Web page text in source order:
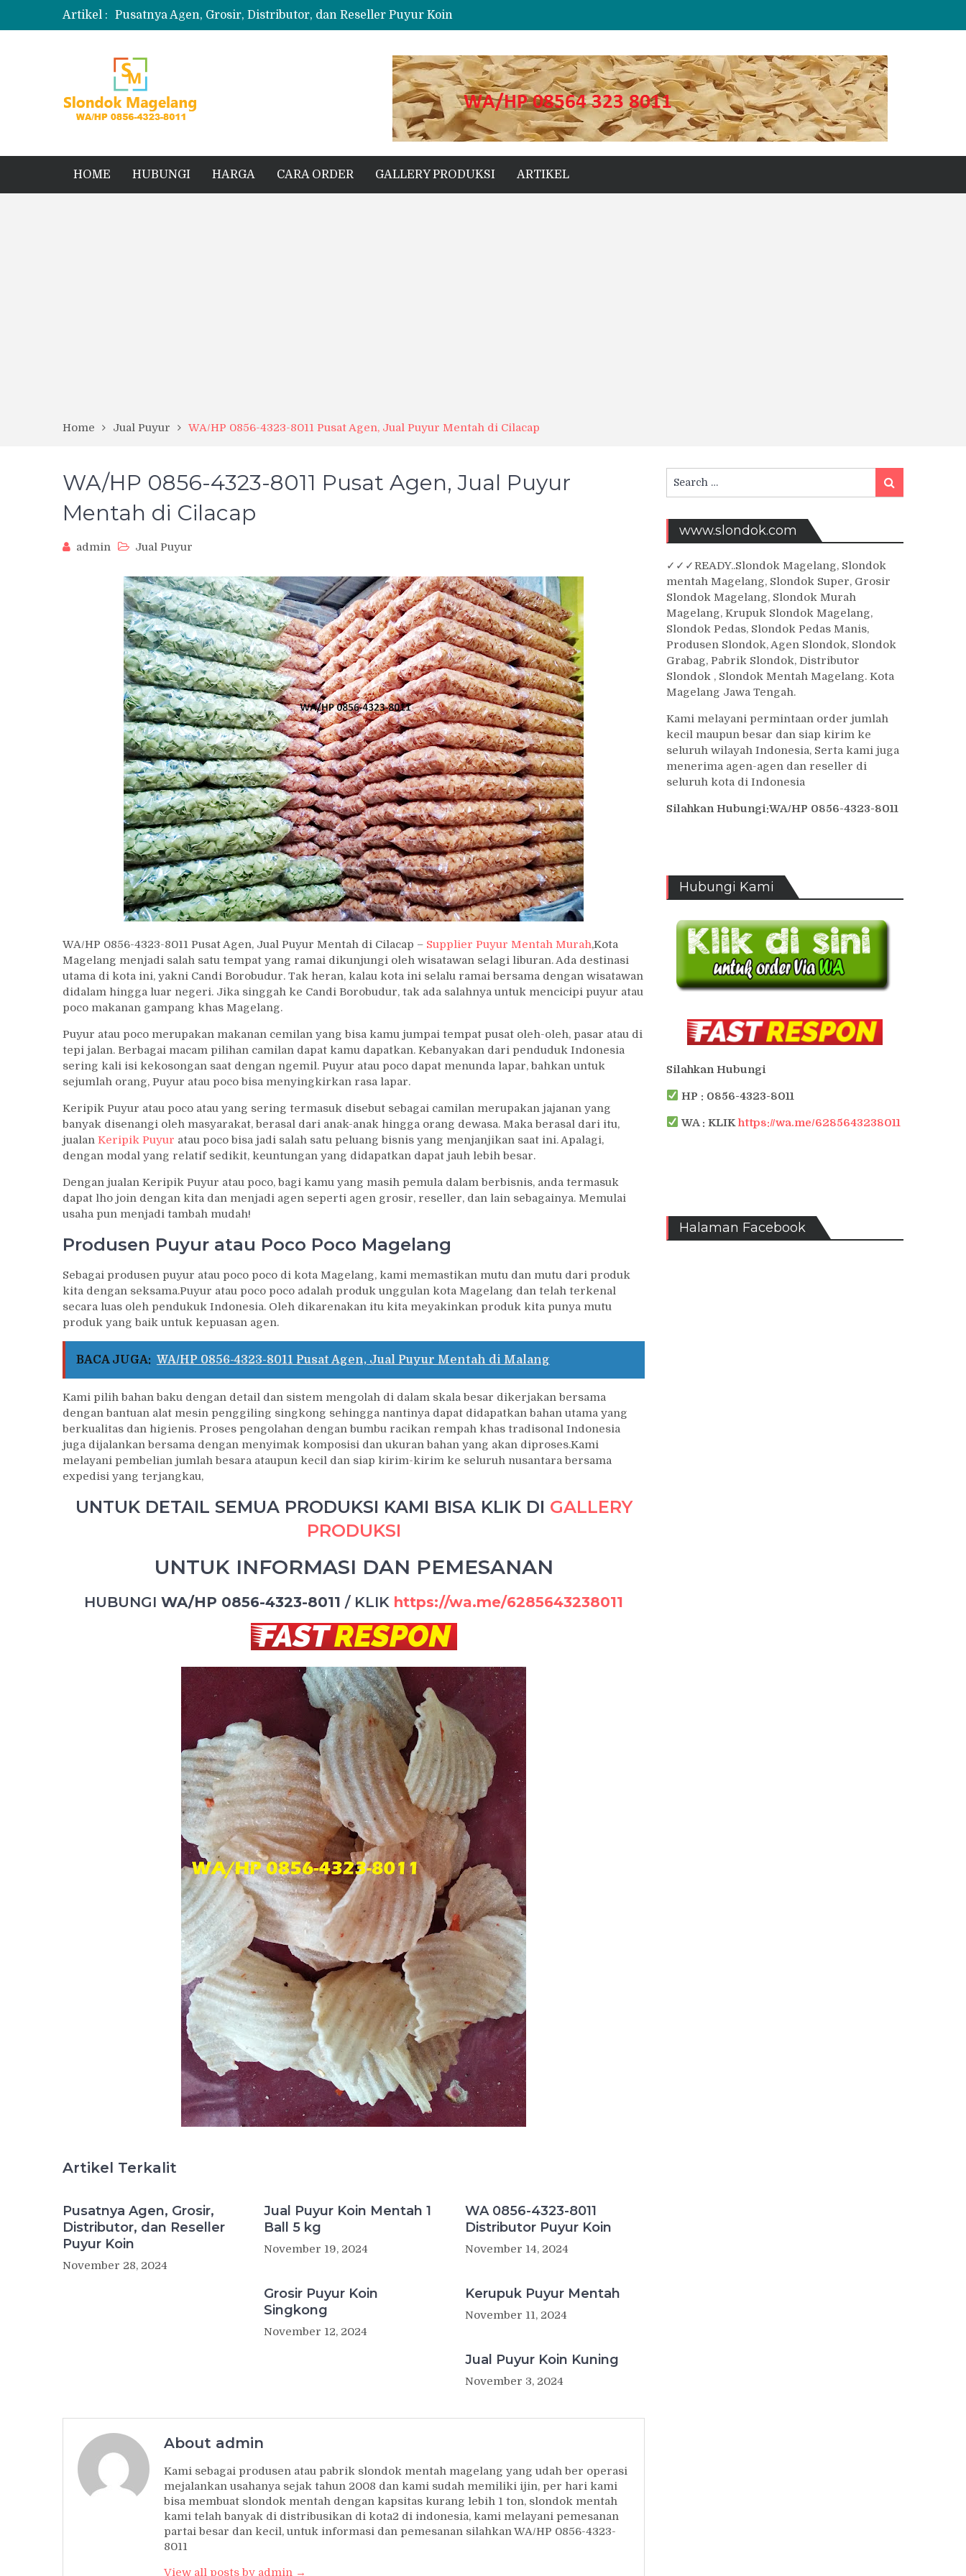
Artikel :
Pusatnya Agen, Grosir, Distributor, dan Reseller Puyur Koin
Produksi Slondok
Jual Puyur Koin Mentah 1 Ball 5 kg
Jual Pasir Merapi Terdekat Kualitas Unggul untuk Proyek Kecil hingga Besar
HOME HUBUNGI HARGA CARA ORDER GALLERY PRODUKSI ARTIKEL
Home Jual Puyur WA/HP 0856-4323-8011 Pusat Agen, Jual Puyur Mentah di Cilacap
WA/HP 0856-4323-8011 Pusat Agen, Jual Puyur
Mentah di Cilacap
admin Jual Puyur
WA/HP 0856-4323-8011 Pusat Agen, Jual Puyur Mentah di Cilacap – Supplier Puyur Mentah Murah,Kota
Magelang menjadi salah satu tempat yang ramai dikunjungi oleh wisatawan selagi liburan. Ada destinasi
utama di kota ini, yakni Candi Borobudur. Tak heran, kalau kota ini selalu ramai bersama dengan wisatawan
didalam hingga luar negeri. Jika singgah ke Candi Borobudur, tak ada salahnya untuk mencicipi puyur atau
poco makanan gampang khas Magelang.
Puyur atau poco merupakan makanan cemilan yang bisa kamu jumpai tempat pusat oleh-oleh, pasar atau di
tepi jalan. Berbagai macam pilihan camilan dapat kamu dapatkan. Kebanyakan dari penduduk Indonesia
sering kali isi kekosongan saat dengan ngemil. Puyur atau poco dapat menunda lapar, bahkan untuk
sejumlah orang, Puyur atau poco bisa menyingkirkan rasa lapar.
Keripik Puyur atau poco atau yang sering termasuk disebut sebagai camilan merupakan jajanan yang
banyak disenangi oleh masyarakat, berasal dari anak-anak hingga orang dewasa. Maka berasal dari itu,
jualan Keripik Puyur atau poco bisa jadi salah satu peluang bisnis yang menjanjikan saat ini. Apalagi,
dengan modal yang relatif sedikit, keuntungan yang didapatkan dapat jauh lebih besar.
Dengan jualan Keripik Puyur atau poco, bagi kamu yang masih pemula dalam berbisnis, anda termasuk
dapat lho join dengan kita dan menjadi agen seperti agen grosir, reseller, dan lain sebagainya. Memulai
usaha pun menjadi tambah mudah!
Produsen Puyur atau Poco Poco Magelang
Sebagai produsen puyur atau poco poco di kota Magelang, kami memastikan mutu dan mutu dari produk
kita dengan seksama.Puyur atau poco poco adalah produk unggulan kota Magelang dan telah terkenal
secara luas oleh pendukuk Indonesia. Oleh dikarenakan itu kita meyakinkan produk kita punya mutu
produk yang baik untuk kepuasan agen.
BACA JUGA: WA/HP 0856-4323-8011 Pusat Agen, Jual Puyur Mentah di Malang
Kami pilih bahan baku dengan detail dan sistem mengolah di dalam skala besar dikerjakan bersama
dengan bantuan alat mesin penggiling singkong sehingga nantinya dapat didapatkan bahan utama yang
berkualitas dan higienis. Proses pengolahan dengan bumbu racikan rempah khas tradisonal Indonesia
juga dijalankan bersama dengan menyimak komposisi dan ukuran bahan yang akan diproses.Kami
melayani pembelian jumlah besara ataupun kecil dan siap kirim-kirim ke seluruh nusantara bersama
expedisi yang terjangkau,
UNTUK DETAIL SEMUA PRODUKSI KAMI BISA KLIK DI GALLERY
PRODUKSI
UNTUK INFORMASI DAN PEMESANAN
HUBUNGI WA/HP 0856-4323-8011 / KLIK https://wa.me/6285643238011
Artikel Terkalit
Pusatnya Agen, Grosir,
Distributor, dan Reseller
Puyur Koin
November 28, 2024
Jual Puyur Koin Mentah 1
Ball 5 kg
November 19, 2024
WA 0856-4323-8011
Distributor Puyur Koin
November 14, 2024
Grosir Puyur Koin
Singkong
November 12, 2024
Kerupuk Puyur Mentah
November 11, 2024
Jual Puyur Koin Kuning
November 3, 2024
About admin
Kami sebagai produsen atau pabrik slondok mentah magelang yang udah ber operasi
mejalankan usahanya sejak tahun 2008 dan kami sudah memiliki ijin, per hari kami
bisa membuat slondok mentah dengan kapsitas kurang lebih 1 ton, slondok mentah
kami telah banyak di distribusikan di kota2 di indonesia, kami melayani pemesanan
partai besar dan kecil, untuk informasi dan pemesanan silahkan WA/HP 0856-4323-
8011
View all posts by admin →
Search
for:
Search
www.slondok.com
✓ ✓✓READY..Slondok Magelang, Slondok
mentah Magelang, Slondok Super, Grosir
Slondok Magelang, Slondok Murah
Magelang, Krupuk Slondok Magelang,
Slondok Pedas, Slondok Pedas Manis,
Produsen Slondok, Agen Slondok, Slondok
Grabag, Pabrik Slondok, Distributor
Slondok , Slondok Mentah Magelang. Kota
Magelang Jawa Tengah.
Kami melayani permintaan order jumlah
kecil maupun besar dan siap kirim ke
seluruh wilayah Indonesia, Serta kami juga
menerima agen-agen dan reseller di
seluruh kota di Indonesia
Silahkan Hubungi:WA/HP 0856-4323-8011
Hubungi Kami
Silahkan Hubungi
HP : 0856-4323-8011
WA : KLIKhttps://wa.me/6285643238011
Halaman Facebook